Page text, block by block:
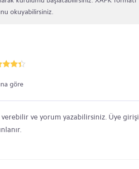
okuyabilirsiniz.
göre
verebilir ve yorum yazabilirsiniz. Üye girişi